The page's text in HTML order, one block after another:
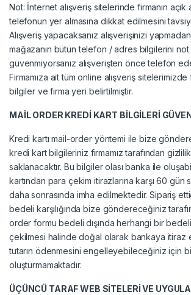
Not: İnternet alışveriş sitelerinde firmanın açık
telefonun yer almasına dikkat edilmesini
Alışveriş yapacaksanız alışverişinizi yapmadan
mağazanın bütün telefon / adres bilgilerini
güvenmiyorsanız alışverişten önce telefon
Firmamıza ait tüm online alışveriş sitelerimizde
bilgiler ve firma yeri belirtilmiştir.
MAİL ORDER KREDİ KART BİLGİLERİ
Kredi kartı mail-order yöntemi ile bize
kredi kart bilgileriniz firmamız tarafından
saklanacaktır. Bu bilgiler olası banka ile
kartından para çekim itirazlarına karşı 60 gün
daha sonrasında imha edilmektedir. Sipariş
bedeli karşılığında bize göndereceğiniz
order formu bedeli dışında herhangi bir
çekilmesi halinde doğal olarak bankaya itiraz
tutarın ödenmesini engelleyebileceğiniz için
oluşturmamaktadır.
ÜÇÜNCÜ TARAF WEB SİTELERİ VE